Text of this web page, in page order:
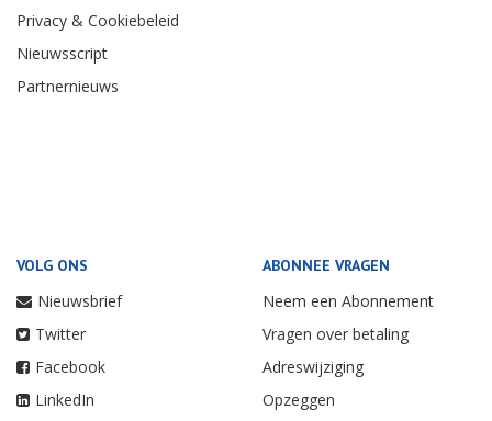
Privacy & Cookiebeleid
Nieuwsscript
Partnernieuws
VOLG ONS
Nieuwsbrief
Twitter
Facebook
LinkedIn
ABONNEE VRAGEN
Neem een Abonnement
Vragen over betaling
Adreswijziging
Opzeggen